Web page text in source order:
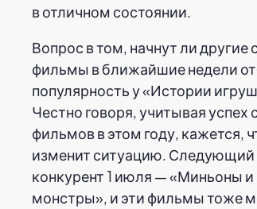
в отличном состоянии.
Вопрос в том, начнут ли другие
фильмы в ближайшие недели
популярность у «Истории
Честно говоря, учитывая успех
фильмов в этом году, кажется,
изменит ситуацию. Следующий
конкурент 1 июля — «Миньоны и
монстры», и эти фильмы тоже